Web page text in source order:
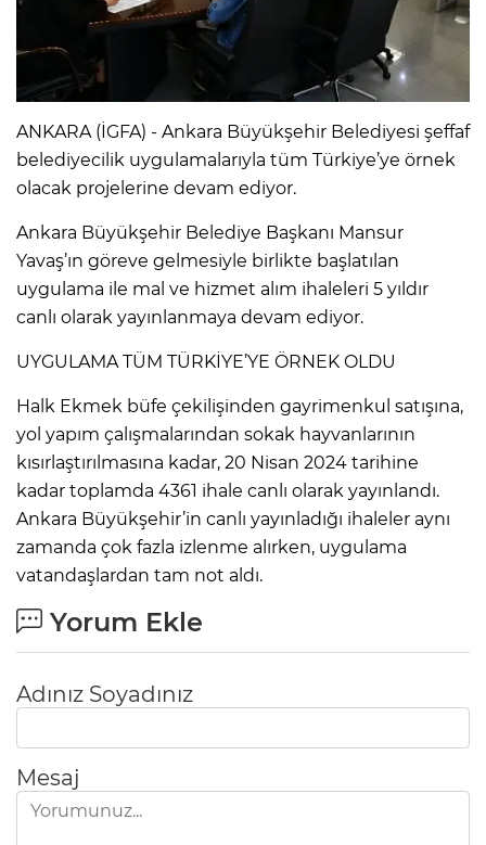
ANKARA (İGFA) - Ankara Büyükşehir Belediyesi şeffaf
belediyecilik uygulamalarıyla tüm Türkiye’ye örnek
olacak projelerine devam ediyor.
Ankara Büyükşehir Belediye Başkanı Mansur
Yavaş’ın göreve gelmesiyle birlikte başlatılan
uygulama ile mal ve hizmet alım ihaleleri 5 yıldır
canlı olarak yayınlanmaya devam ediyor.
UYGULAMA TÜM TÜRKİYE’YE ÖRNEK OLDU
Halk Ekmek büfe çekilişinden gayrimenkul satışına,
yol yapım çalışmalarından sokak hayvanlarının
kısırlaştırılmasına kadar, 20 Nisan 2024 tarihine
kadar toplamda 4361 ihale canlı olarak yayınlandı.
Ankara Büyükşehir’in canlı yayınladığı ihaleler aynı
zamanda çok fazla izlenme alırken, uygulama
vatandaşlardan tam not aldı.
Yorum Ekle
Adınız Soyadınız
Mesaj